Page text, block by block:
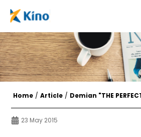
Home / Article / Demian "THE
23 May 2015